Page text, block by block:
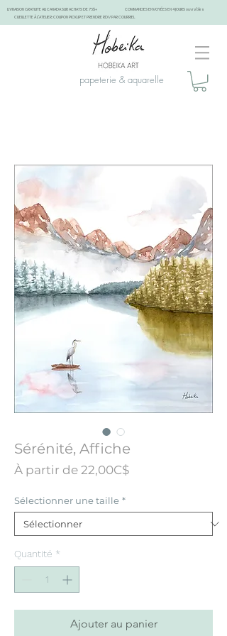
LIVRAISON GRATUITE AU CANADA SUR ACHATS DE 75$+
COMMANDES ENVOYÉES EN 4 JOURS ouvrables
CUEILLETTE À L'ATELIER: COUPON PICKUP ET PRENDRE RDV PAR COURRIEL
papeterie & aquarelle
Sérénité, Affiche
À partir de 22,00C$Prix
Sélectionner une taille *
Quantité *
Ajouter au panier